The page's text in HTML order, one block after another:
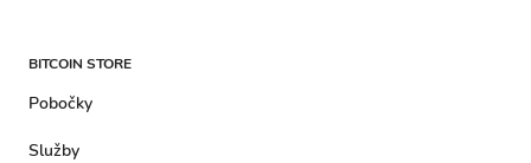
BITCOIN STORE
Pobočky
Služby